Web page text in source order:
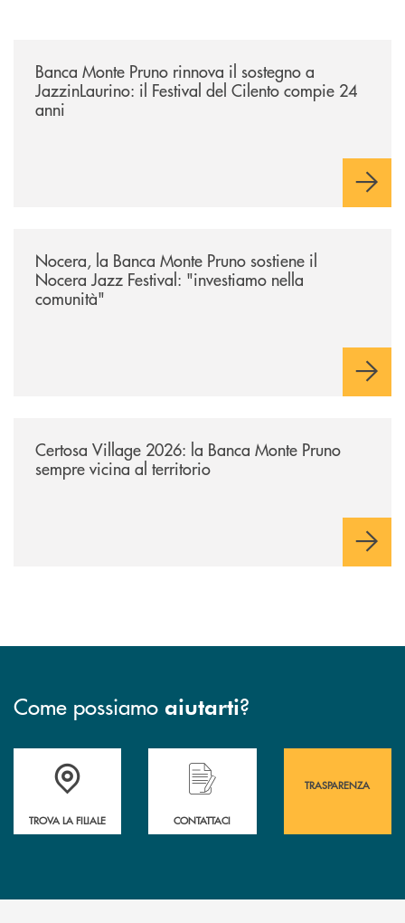
Banca Monte Pruno rinnova il sostegno a
JazzinLaurino: il Festival del Cilento compie 24
anni
Nocera, la Banca Monte Pruno sostiene il
Nocera Jazz Festival: "investiamo nella
comunità"
Certosa Village 2026: la Banca Monte Pruno
sempre vicina al territorio
Come possiamo aiutarti?
Accedi all' elenco completo&nbsp; delle&nbsp; filiali&nbsp; di Banca
TROVA LA FILIALE
Hai bisogno di assistenza immediata?
CONTATTACI
TRASPARENZA